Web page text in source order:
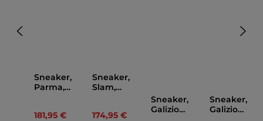
Sneaker,
Parma,
181,95 €
Regulärer Preis:
Sneaker,
Slam,
174,95 €
Regulärer Preis:
Sneaker,
Galizio
Sneaker,
Galizio